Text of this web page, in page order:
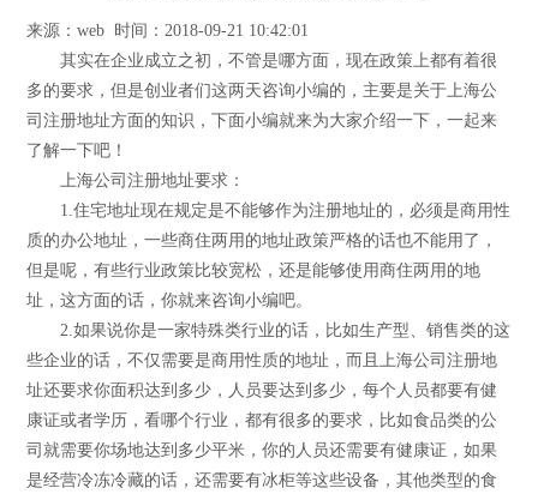
来源：web 时间：2018-09-21 10:42:01
其实在企业成立之初，不管是哪方面，现在政策上都有着很
多的要求，但是创业者们这两天咨询小编的，主要是关于上海公
司注册地址方面的知识，下面小编就来为大家介绍一下，一起来
了解一下吧！
上海公司注册地址要求：
1.住宅地址现在规定是不能够作为注册地址的，必须是商用性
质的办公地址，一些商住两用的地址政策严格的话也不能用了，
但是呢，有些行业政策比较宽松，还是能够使用商住两用的地
址，这方面的话，你就来咨询小编吧。
2.如果说你是一家特殊类行业的话，比如生产型、销售类的这
些企业的话，不仅需要是商用性质的地址，而且上海公司注册地
址还要求你面积达到多少，人员要达到多少，每个人员都要有健
康证或者学历，看哪个行业，都有很多的要求，比如食品类的公
司就需要你场地达到多少平米，你的人员还需要有健康证，如果
是经营冷冻冷藏的话，还需要有冰柜等这些设备，其他类型的食